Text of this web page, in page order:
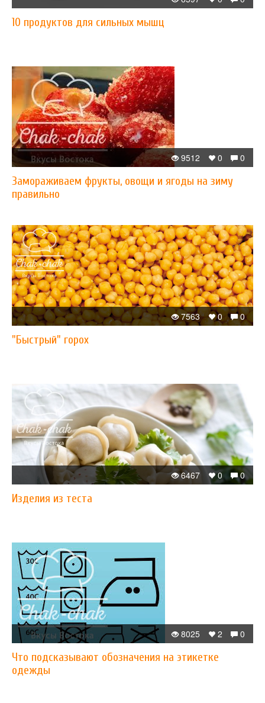
10 продуктов для сильных мышц
0
0
9512
Замораживаем фрукты, овощи и ягоды на зиму
правильно
0
0
7563
"Быстрый" горох
0
0
6467
Изделия из теста
0
2
8025
Что подсказывают обозначения на этикетке
одежды